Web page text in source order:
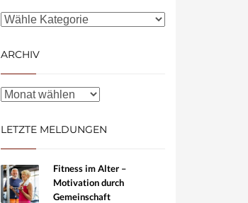
ARCHIV
LETZTE MELDUNGEN
Fitness im Alter –
Motivation durch
Gemeinschaft